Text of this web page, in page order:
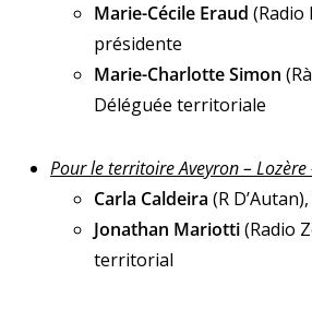
Marie-Cécile Eraud (Radio
présidente
Marie-Charlotte Simon
Déléguée territoriale
Pour le territoire Aveyron – Lozère
Carla Caldeira (R
Jonathan Mariotti(Radio
territorial